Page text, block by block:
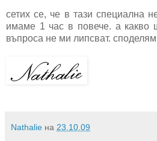
сетих се, че в тази специална
имаме 1 час в повече. а какво
въпроса не ми липсват. споделям
Nathalie на 23.10.09